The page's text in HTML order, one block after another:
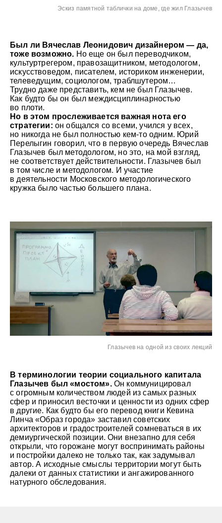
Эскиз памятной таблички на доме, где жил Глазычев
Был ли Вячеслав Леонидович дизайнером — да,
тоже возможно. Но еще он был переводчиком,
культуртрегером, правозащитником, методологом,
искусствоведом, писателем, историком инженерии,
телеведущим, социологом, траблшутером…
Трудно даже представить, кем не был Глазычев.
Как будто бы он был междисциплинарностью
во плоти.
Но в этом прослеживается важная нота его
стратегии: он общался со всеми, учился у всех,
но никогда не был полностью кем-то одним. Юрий
Перелыгин говорил, что в первую очередь Вячеслав
Глазычев был методологом, но это, на мой взгляд,
не соответствует действительности. Глазычев был
в том числе и методологом. И участие
в деятельности Московского методологического
кружка было частью большего плана.
Глазычев на одной из своих лекций
В терминологии теории социального капитала
Глазычев был «мостом».Он коммуницировал
с огромным количеством людей из самых разных
сфер и приносил весточки и ценности из одних сфер
в другие. Как будто бы его перевод книги Кевина
Линча «Образ города» заставил советских
архитекторов и градостроителей сомневаться в их
демиургической позиции. Они внезапно для себя
открыли, что горожане могут воспринимать районы
и постройки далеко не только так, как задумывал
автор. А исходные смыслы территории могут быть
далеки от данных статистики и ангажированного
натурного обследования.